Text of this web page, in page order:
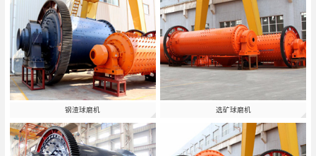
钢渣球磨机 选矿球磨机